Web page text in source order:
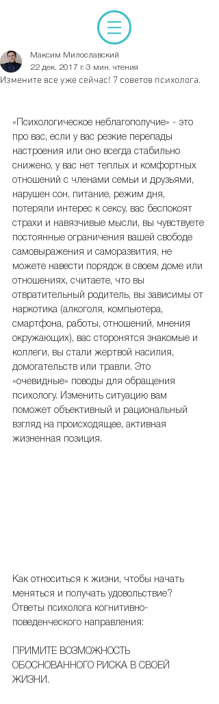
Измените все уже сейчас! 7 советов психолога.
Максим Милославский
22 дек. 2017 г. 3 мин. чтения
«Психологическое неблагополучие» - это
про вас, если у вас резкие перепады
настроения или оно всегда стабильно
снижено, у вас нет теплых и комфортных
отношений с членами семьи и друзьями,
нарушен сон, питание, режим дня,
потеряли интерес к сексу, вас беспокоят
страхи и навязчивые мысли, вы чувствуете
постоянные ограничения вашей свободе
самовыражения и саморазвития, не
можете навести порядок в своем доме или
отношениях, считаете, что вы
отвратительный родитель, вы зависимы от
наркотика (алкоголя, компьютера,
смартфона, работы, отношений, мнения
окружающих), вас сторонятся знакомые и
коллеги, вы стали жертвой насилия,
домогательств или травли. Это
«очевидные» поводы для обращения
психологу. Изменить ситуацию вам
поможет объективный и рациональный
взгляд на происходящее, активная
жизненная позиция.
Как относиться к жизни, чтобы начать
меняться и получать удовольствие?
Ответы психолога когнитивно-
поведенческого направления:
ПРИМИТЕ ВОЗМОЖНОСТЬ
ОБОСНОВАННОГО РИСКА В СВОЕЙ
ЖИЗНИ.